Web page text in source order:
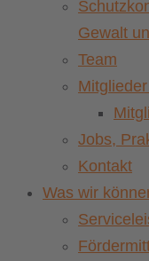
Gewalt
Team
Jobs,
Kontakt
Was wir